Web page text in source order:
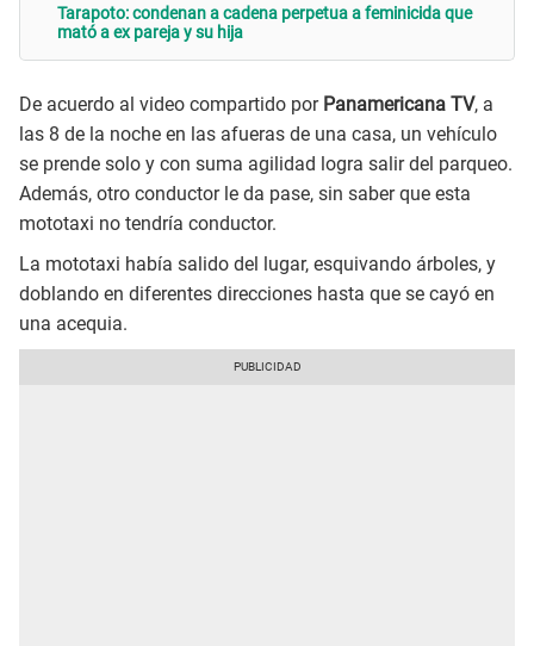
Tarapoto: condenan a cadena perpetua a feminicida que
mató a ex pareja y su hija
De acuerdo al video compartido por Panamericana TV, a
las 8 de la noche en las afueras de una casa, un vehículo
se prende solo y con suma agilidad logra salir del parqueo.
Además, otro conductor le da pase, sin saber que esta
mototaxi no tendría conductor.
La mototaxi había salido del lugar, esquivando árboles, y
doblando en diferentes direcciones hasta que se cayó en
una acequia.